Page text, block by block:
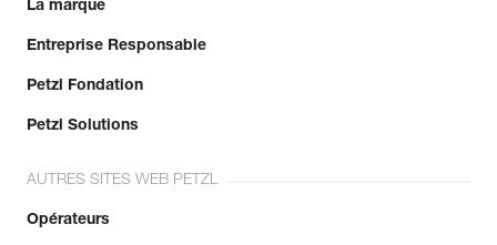
La marque
Entreprise Responsable
Petzl Fondation
Petzl Solutions
AUTRES SITES WEB PETZL
Opérateurs